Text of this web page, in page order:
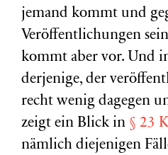
jemand kommt und
Veröffentlichungen
kommt aber vor. Und
derjenige, der
recht wenig dagegen
zeigt ein Blick in § 23
nämlich diejenigen